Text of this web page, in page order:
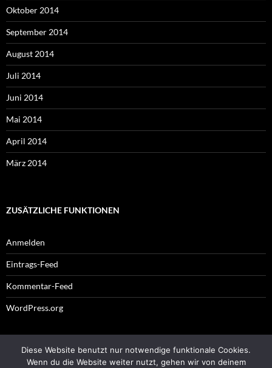
Oktober 2014
September 2014
August 2014
Juli 2014
Juni 2014
Mai 2014
April 2014
März 2014
ZUSÄTZLICHE FUNKTIONEN
Anmelden
Eintrags-Feed
Kommentar-Feed
WordPress.org
Impressum
Diese Website benutzt nur notwendige funktionale Cookies.
Wenn du die Website weiter nutzt, gehen wir von deinem